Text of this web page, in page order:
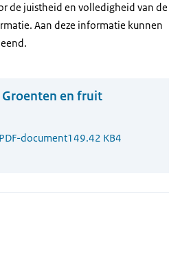
de juistheid en volledigheid van de
Aan deze informatie kunnen
en fruit
PDF-document149.42 KB4